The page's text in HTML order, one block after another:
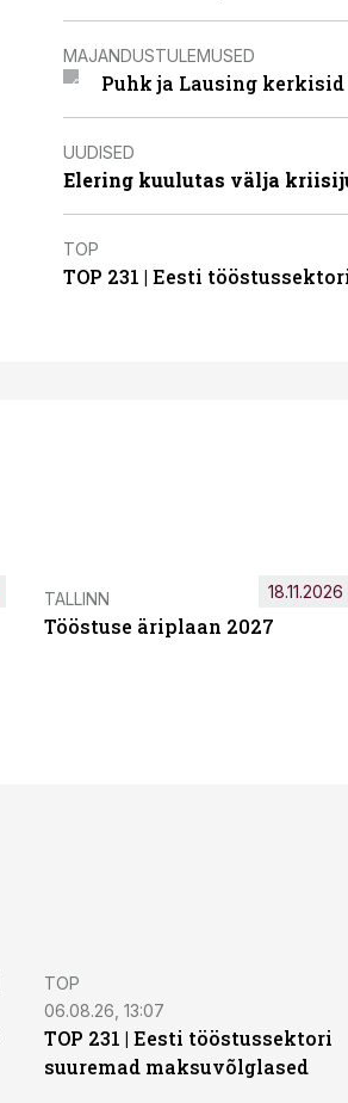
MAJANDUSTULEMUSED
Puhk ja Lausing
UUDISED
Elering kuulutas välja
TOP
TOP 231 | Eesti
TALLINN
Tööstuse äriplaan 2027
18.11.2026
TOP
06.08.26, 13:07
TOP 231 | Eesti tööstussektori
suuremad maksuvõlglased